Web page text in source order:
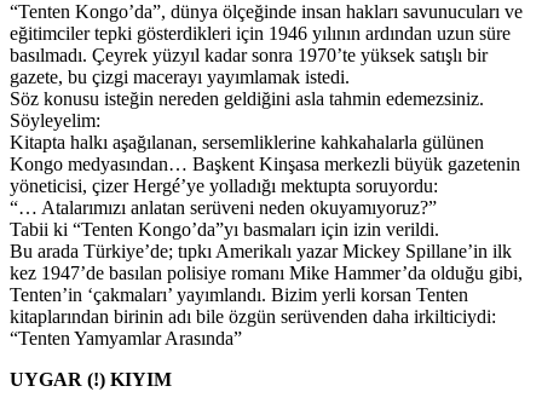
“Tenten Kongo’da”, dünya ölçeğinde insan hakları savunucuları ve
eğitimciler tepki gösterdikleri için 1946 yılının ardından uzun süre
basılmadı. Çeyrek yüzyıl kadar sonra 1970’te yüksek satışlı bir
gazete, bu çizgi macerayı yayımlamak istedi.
Söz konusu isteğin nereden geldiğini asla tahmin edemezsiniz.
Söyleyelim:
Kitapta halkı aşağılanan, sersemliklerine kahkahalarla gülünen
Kongo medyasından… Başkent Kinşasa merkezli büyük gazetenin
yöneticisi, çizer Hergé’ye yolladığı mektupta soruyordu:
“… Atalarımızı anlatan serüveni neden okuyamıyoruz?”
Tabii ki “Tenten Kongo’da”yı basmaları için izin verildi.
Bu arada Türkiye’de; tıpkı Amerikalı yazar Mickey Spillane’in ilk
kez 1947’de basılan polisiye romanı Mike Hammer’da olduğu gibi,
Tenten’in ‘çakmaları’ yayımlandı. Bizim yerli korsan Tenten
kitaplarından birinin adı bile özgün serüvenden daha irkilticiydi:
“Tenten Yamyamlar Arasında”
UYGAR (!) KIYIM